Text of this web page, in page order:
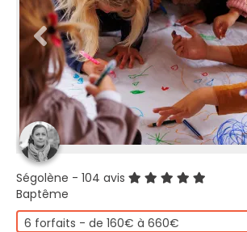
Ségolène - 104 avis
Baptême
6 forfaits - de 160€ à 660€